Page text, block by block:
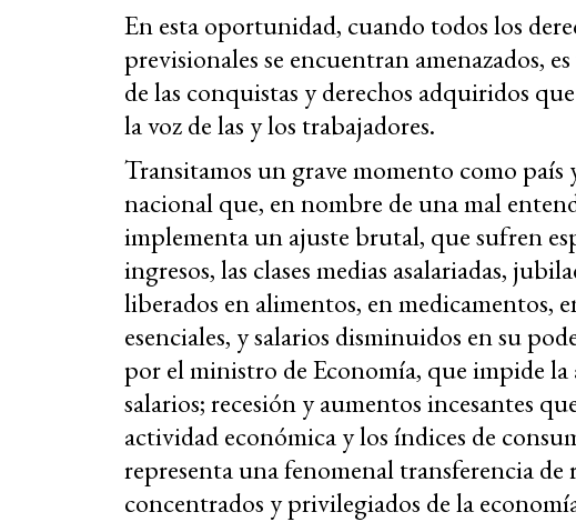
En esta oportunidad, cuando todos los
previsionales se encuentran amenazados,
de las conquistas y derechos adquiridos
la voz de las y los trabajadores.
Transitamos un grave momento como
nacional que, en nombre de una mal
implementa un ajuste brutal, que sufren
ingresos, las clases medias asalariadas,
liberados en alimentos, en medicamentos,
esenciales, y salarios disminuidos en su
por el ministro de Economía, que impide la
salarios; recesión y aumentos incesantes
actividad económica y los índices de
representa una fenomenal transferencia de
concentrados y privilegiados de la